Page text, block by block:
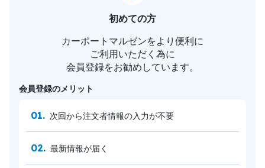
初めての方
カーポートマルゼンをより便利に
ご利用いただく為に
会員登録をお勧めしています。
会員登録のメリット
次回から注文者情報の入力が不要
最新情報が届く